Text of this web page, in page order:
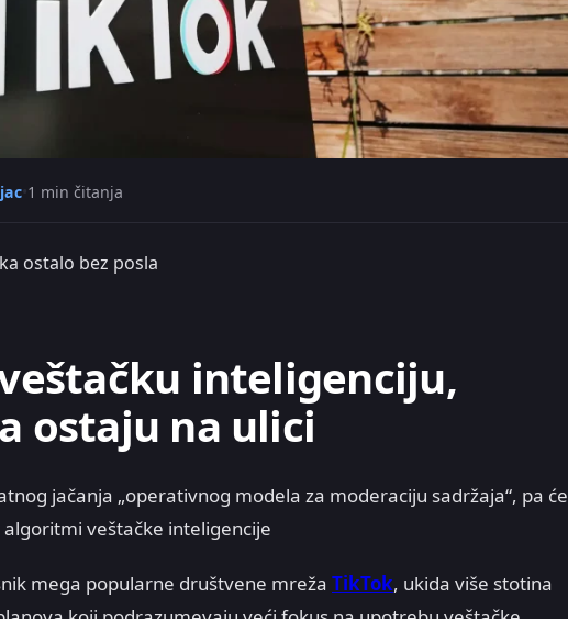
1 min čitanja
ostalo bez posla
inteligenciju,
ostaju na ulici
jačanja „operativnog modela za moderaciju sadržaja“, pa će
veštačke inteligencije
mega popularne društvene mreža TikTok, ukida više stotina